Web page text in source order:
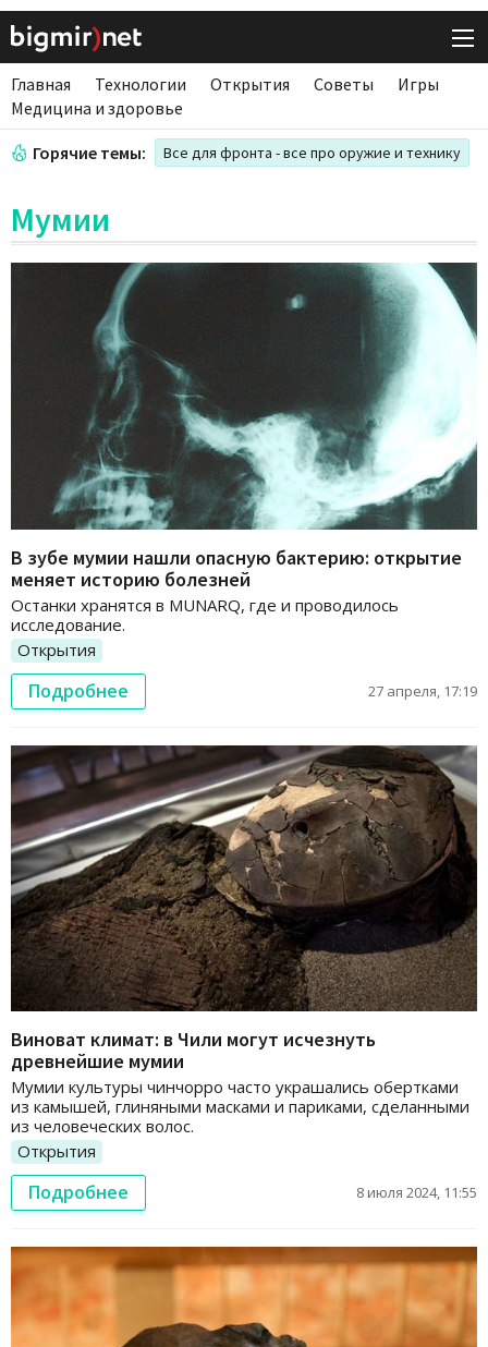
Главная Технологии Открытия Советы
Игры
Медицина и здоровье
Горячие темы: Все для фронта - все про оружие и технику
Мумии
В зубе мумии нашли опасную бактерию: открытие
меняет историю болезней
Останки хранятся в MUNARQ, где и проводилось
исследование.
Открытия
Подробнее 27 апреля, 17:19
Виноват климат: в Чили могут исчезнуть
древнейшие мумии
Мумии культуры чинчорро часто украшались обертками
из камышей, глиняными масками и париками, сделанными
из человеческих волос.
Открытия
Подробнее 8 июля 2024, 11:55